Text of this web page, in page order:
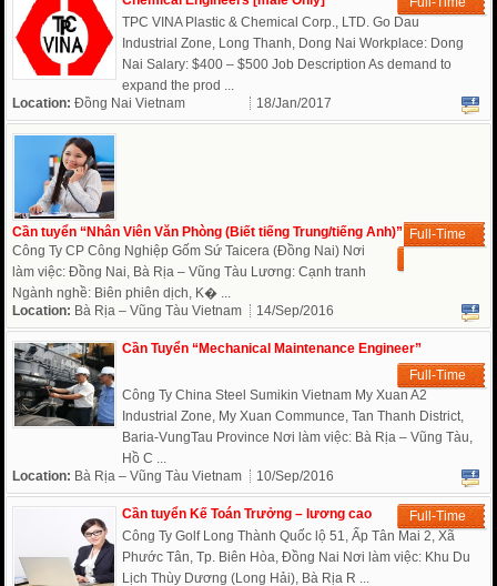
TPC VINA Plastic & Chemical Corp., LTD. Go Dau
Industrial Zone, Long Thanh, Dong Nai Workplace: Dong
Nai Salary: $400 – $500 Job Description As demand to
expand the prod ...
Location:Đồng Nai Vietnam 18/Jan/2017
Cần tuyển “Nhân Viên Văn Phòng (Biết tiếng Trung/tiếng Anh)” Full-Time
Công Ty CP Công Nghiệp Gốm Sứ Taicera (Đồng Nai) Nơi
làm việc: Đồng Nai, Bà Rịa – Vũng Tàu Lương: Cạnh tranh
Ngành nghề: Biên phiên dịch, K� ...
Location: Bà Rịa – Vũng Tàu Vietnam 14/Sep/2016
Cần Tuyển “Mechanical Maintenance Engineer”
Full-Time
Công Ty China Steel Sumikin Vietnam My Xuan A2
Industrial Zone, My Xuan Communce, Tan Thanh District,
Baria-VungTau Province Nơi làm việc: Bà Rịa – Vũng Tàu,
Hồ C ...
Location: Bà Rịa – Vũng Tàu Vietnam 10/Sep/2016
Cần tuyển Kế Toán Trưởng – lương cao
Full-Time
Công Ty Golf Long Thành Quốc lộ 51, Ấp Tân Mai 2, Xã
Phước Tân, Tp. Biên Hòa, Đồng Nai Nơi làm việc: Khu Du
Lịch Thùy Dương (Long Hải), Bà Rịa R ...